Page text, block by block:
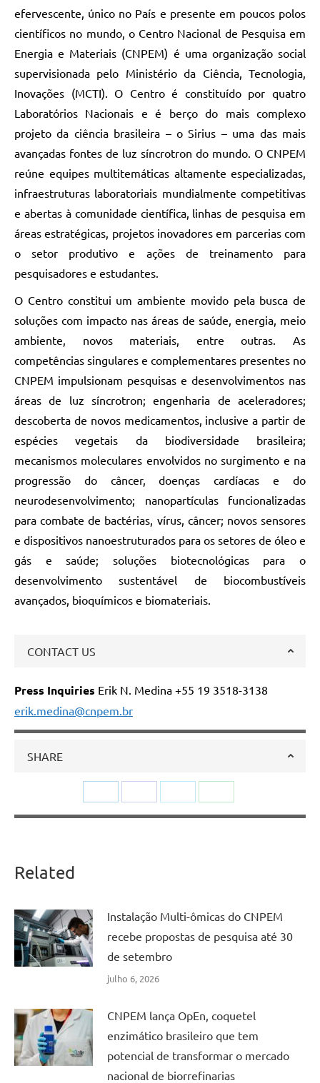
efervescente, único no País e presente em poucos polos
científicos no mundo, o Centro Nacional de Pesquisa em
Energia e Materiais (CNPEM) é uma organização social
supervisionada pelo Ministério da Ciência, Tecnologia,
Inovações (MCTI). O Centro é constituído por quatro
Laboratórios Nacionais e é berço do mais complexo
projeto da ciência brasileira – o Sirius – uma das mais
avançadas fontes de luz síncrotron do mundo. O CNPEM
reúne equipes multitemáticas altamente especializadas,
infraestruturas laboratoriais mundialmente competitivas
e abertas à comunidade científica, linhas de pesquisa em
áreas estratégicas, projetos inovadores em parcerias com
o setor produtivo e ações de treinamento para
pesquisadores e estudantes.
O Centro constitui um ambiente movido pela busca de
soluções com impacto nas áreas de saúde, energia, meio
ambiente, novos materiais, entre outras. As
competências singulares e complementares presentes no
CNPEM impulsionam pesquisas e desenvolvimentos nas
áreas de luz síncrotron; engenharia de aceleradores;
descoberta de novos medicamentos, inclusive a partir de
espécies vegetais da biodiversidade brasileira;
mecanismos moleculares envolvidos no surgimento e na
progressão do câncer, doenças cardíacas e do
neurodesenvolvimento; nanopartículas funcionalizadas
para combate de bactérias, vírus, câncer; novos sensores
e dispositivos nanoestruturados para os setores de óleo e
gás e saúde; soluções biotecnológicas para o
desenvolvimento sustentável de biocombustíveis
avançados, bioquímicos e biomateriais.
CONTACT US
Press Inquiries Erik N. Medina +55 19 3518-3138
erik.medina@cnpem.br
SHARE
Share
on
Share
on
Share
on
Share
on
Related
Instalação Multi-ômicas do CNPEM
recebe propostas de pesquisa até 30
de setembro
julho 6, 2026
CNPEM lança OpEn, coquetel
enzimático brasileiro que tem
potencial de transformar o mercado
nacional de biorrefinarias